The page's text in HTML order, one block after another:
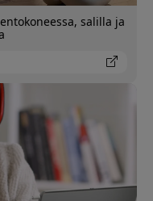
salilla ja